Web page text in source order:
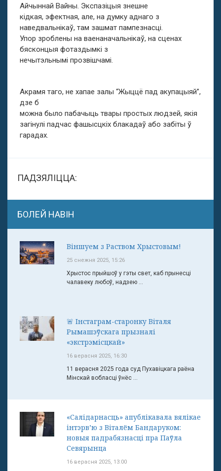
Айчыннай Вайны. Экспазіцыя знешне
кідкая, эфектная, але, на думку аднаго з
наведвальнікаў, там зашмат пампезнасці.
Упор зроблены на ваенаначальнікаў, на сценах
бясконцыя фотаздымкі з
нечытэльнымі прозвішчамі.
Акрамя таго, не хапае залы “Жыццё пад акупацыяй”,
дзе б
можна было пабачыць твары простых людзей, якія
загінулі падчас фашысцкіх блакадаў або забіты ў
гарадах.
ПАДЗЯЛІЦЦА:
БОЛЕЙ НАВІН
Віншуем з Раством Хрыстовым!
25 снежня 2025, 15:26
Хрыстос прыйшоў у гэты свет, каб прынесці
чалавеку любоў, надзею ...
🚨 Інстаграм-старонку Віталя
Рымашэўскага прызналі
«экстрэмісцкай»
16 верасня 2025, 16:30
11 верасня 2025 года суд Пухавіцкага раёна
Мінскай вобласці ўнёс ...
«Салідарнасць» апублікавала вялікае
інтэрв’ю з Віталём Бандаруком:
новыя падрабязнасці пра Паўла
Севярынца
16 верасня 2025, 13:00